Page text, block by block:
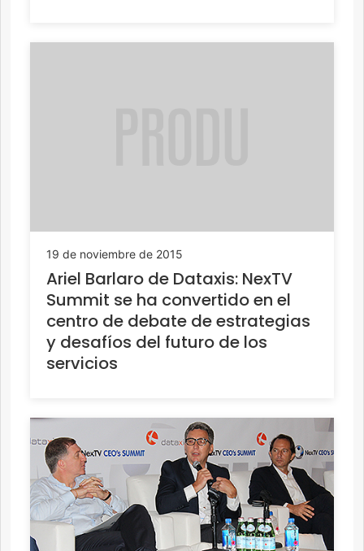
19 de noviembre de 2015
Ariel Barlaro de Dataxis: NexTV
Summit se ha convertido en el
centro de debate de estrategias
y desafíos del futuro de los
servicios